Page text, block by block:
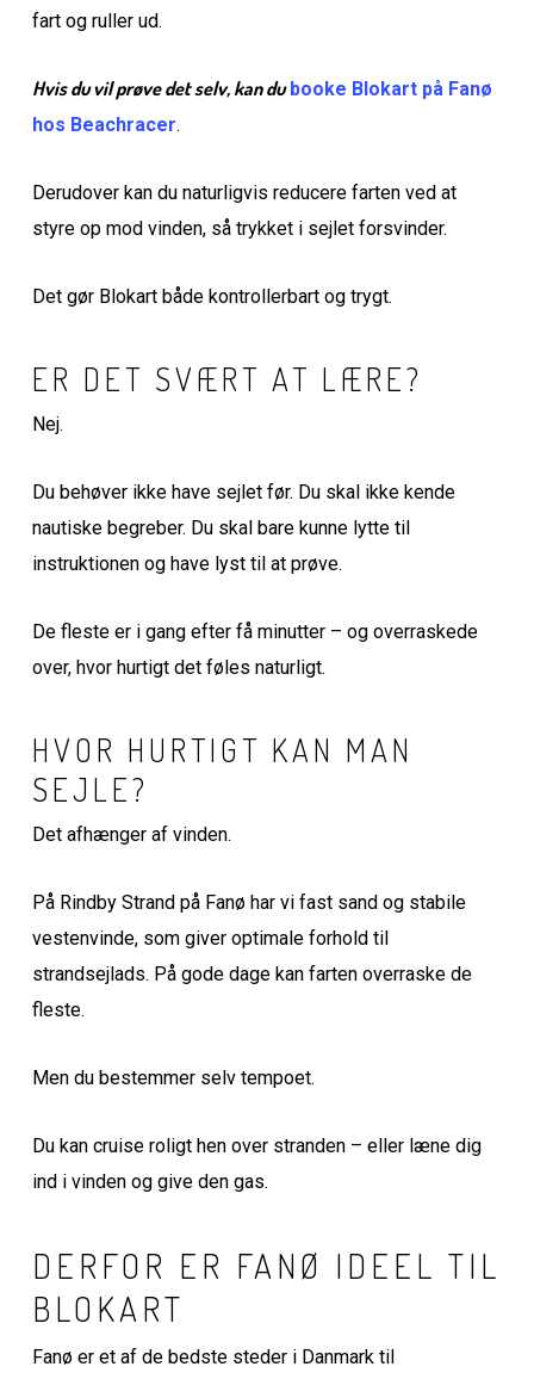
fart og ruller ud.
Hvis du vil prøve det selv, kan du booke Blokart på Fanø
hos Beachracer.
Derudover kan du naturligvis reducere farten ved at
styre op mod vinden, så trykket i sejlet forsvinder.
Det gør Blokart både kontrollerbart og trygt.
ER DET SVÆRT AT LÆRE?
Nej.
Du behøver ikke have sejlet før. Du skal ikke kende
nautiske begreber. Du skal bare kunne lytte til
instruktionen og have lyst til at prøve.
De fleste er i gang efter få minutter – og overraskede
over, hvor hurtigt det føles naturligt.
HVOR HURTIGT KAN MAN
SEJLE?
Det afhænger af vinden.
På Rindby Strand på Fanø har vi fast sand og stabile
vestenvinde, som giver optimale forhold til
strandsejlads. På gode dage kan farten overraske de
fleste.
Men du bestemmer selv tempoet.
Du kan cruise roligt hen over stranden – eller læne dig
ind i vinden og give den gas.
DERFOR ER FANØ IDEEL TIL
BLOKART
Fanø er et af de bedste steder i Danmark til